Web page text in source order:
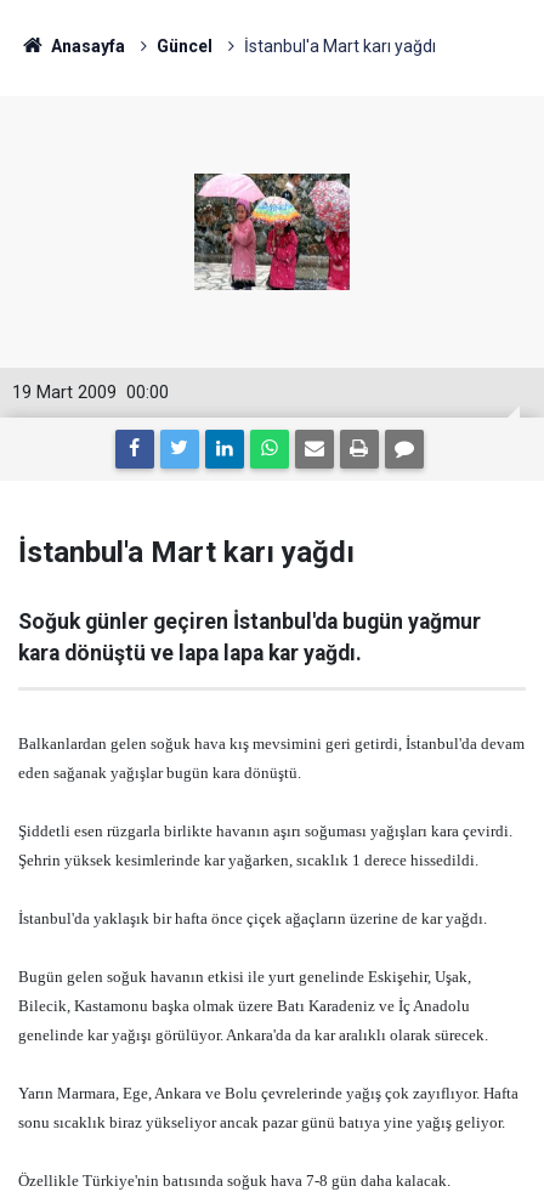
Anasayfa Güncel İstanbul'a Mart karı yağdı
00:00
19 Mart 2009
İstanbul'a Mart karı yağdı
Soğuk günler geçiren İstanbul'da bugün yağmur
kara dönüştü ve lapa lapa kar yağdı.
Balkanlardan gelen soğuk hava kış mevsimini geri getirdi, İstanbul'da devam
eden sağanak yağışlar bugün kara dönüştü.
Şiddetli esen rüzgarla birlikte havanın aşırı soğuması yağışları kara çevirdi.
Şehrin yüksek kesimlerinde kar yağarken, sıcaklık 1 derece hissedildi.
İstanbul'da yaklaşık bir hafta önce çiçek ağaçların üzerine de kar yağdı.
Bugün gelen soğuk havanın etkisi ile yurt genelinde Eskişehir, Uşak,
Bilecik, Kastamonu başka olmak üzere Batı Karadeniz ve İç Anadolu
genelinde kar yağışı görülüyor. Ankara'da da kar aralıklı olarak sürecek.
Yarın Marmara, Ege, Ankara ve Bolu çevrelerinde yağış çok zayıflıyor. Hafta
sonu sıcaklık biraz yükseliyor ancak pazar günü batıya yine yağış geliyor.
Özellikle Türkiye'nin batısında soğuk hava 7-8 gün daha kalacak.